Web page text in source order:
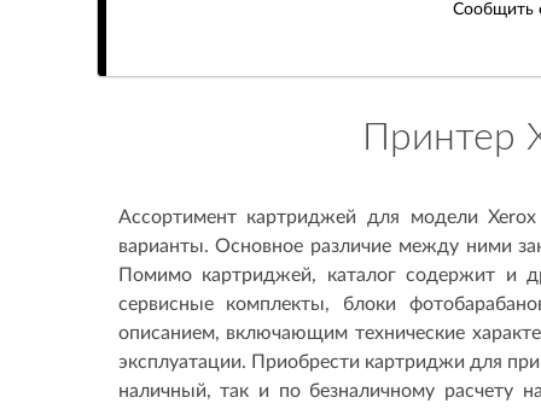
Сообщить
Принтер
Ассортимент картриджей для модели
варианты. Основное различие между ними
Помимо картриджей, каталог содержит и
сервисные комплекты, блоки
описанием, включающим технические
эксплуатации. Приобрести картриджи для
наличный, так и по безналичному расчету